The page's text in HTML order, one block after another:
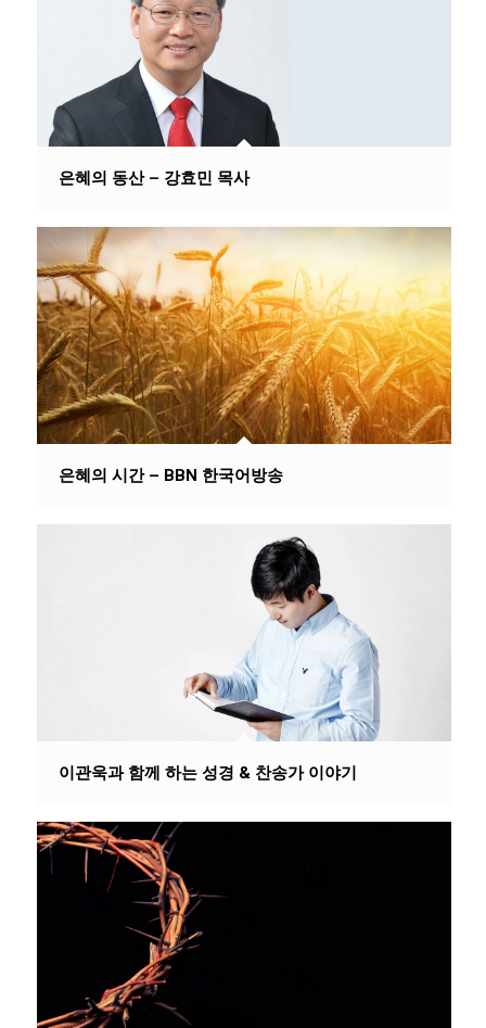
은혜의 동산 – 강효민 목사
은혜의 시간 – BBN 한국어방송
이관욱과 함께 하는 성경 & 찬송가 이야기